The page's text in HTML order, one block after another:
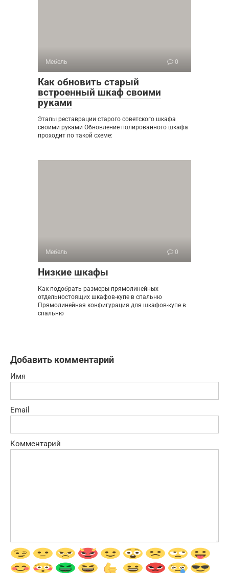
Мебель 0
Как обновить старый
встроенный шкаф своими
руками
Этапы реставрации старого советского шкафа
своими руками Обновление полированного шкафа
проходит по такой схеме:
Мебель 0
Низкие шкафы
Как подобрать размеры прямолинейных
отдельностоящих шкафов-купе в спальню
Прямолинейная конфигурация для шкафов-купе в
спальню
Добавить комментарий
Имя
Email
Комментарий